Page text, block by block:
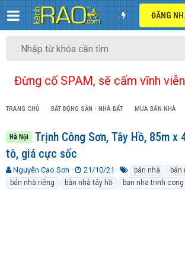
Đừng cố SPAM, sẽ cấm vĩnh
TRANG CHỦ BẤT ĐỘNG SẢN - NHÀ ĐẤT MUA BÁN NHÀ
Hà Nội
Trịnh Công Sơn, Tây Hồ, 85m x
tô, giá cực sốc
T
h
r
Nguyễn Cao Sơn
N
g
à
21/10/21
ừ
k
bán nhà
bán
bán nhà riêng
bán nhà tây hồ ban nha trinh